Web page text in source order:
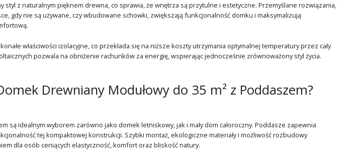
styl z naturalnym pięknem drewna, co sprawia, że wnętrza są przytulne i estetyczne. Przemyślane rozwiązania,
gdy nie są używane, czy wbudowane schowki, zwiększają funkcjonalność domku i maksymalizują
właściwości izolacyjne, co przekłada się na niższe koszty utrzymania optymalnej temperatury przez cały
pozwala na obniżenie rachunków za energię, wspierając jednocześnie zrównoważony styl życia.
Drewniany Modułowy do 35 m² z Poddaszem?
są idealnym wyborem zarówno jako domek letniskowy, jak i mały dom całoroczny. Poddasze zapewnia
tej kompaktowej konstrukcji. Szybki montaż, ekologiczne materiały i możliwość rozbudowy
dla osób ceniących elastyczność, komfort oraz bliskość natury.